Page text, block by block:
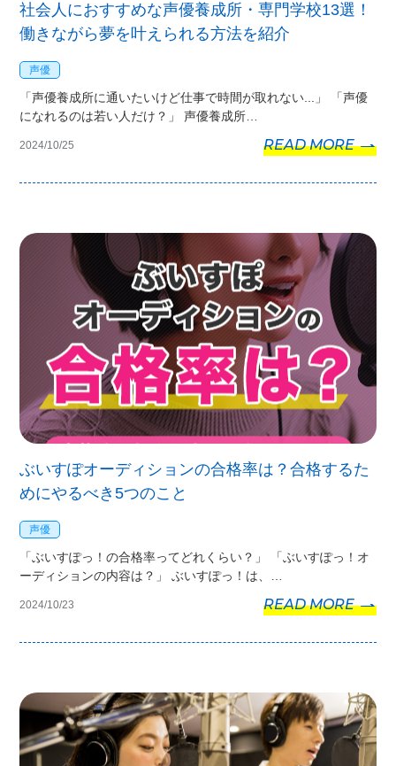
社会人におすすめな声優養成所・専門学校13選！
働きながら夢を叶えられる方法を紹介
声優
「声優養成所に通いたいけど仕事で時間が取れない...」 「声優
になれるのは若い人だけ？」 声優養成所…
2024/10/25 READ MORE
ぶいすぽオーディションの合格率は？合格するた
めにやるべき5つのこと
声優
「ぶいすぽっ！の合格率ってどれくらい？」 「ぶいすぽっ！オ
ーディションの内容は？」 ぶいすぽっ！は、…
2024/10/23 READ MORE